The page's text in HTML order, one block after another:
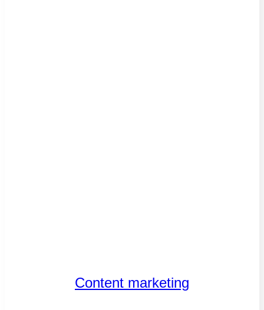
Content marketing